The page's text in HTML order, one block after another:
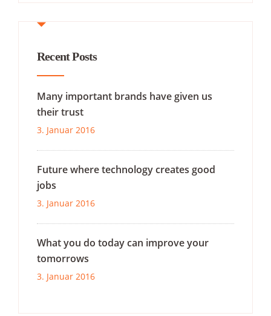
Recent Posts
Many important brands have given us
their trust
3. Januar 2016
Future where technology creates good
jobs
3. Januar 2016
What you do today can improve your
tomorrows
3. Januar 2016